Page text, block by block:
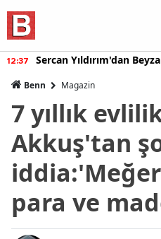
12:37 Sercan Yıldırım'dan
Benn Magazin
7 yıllık
Akkuş'tan
para ve